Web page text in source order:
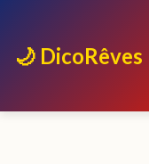
🌙 DicoRêves